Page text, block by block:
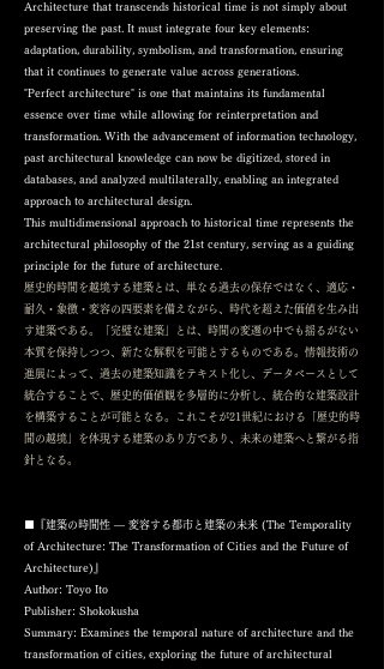
Architecture that transcends historical time is not simply about
preserving the past. It must integrate four key elements:
adaptation, durability, symbolism, and transformation, ensuring
that it continues to generate value across generations.
"Perfect architecture" is one that maintains its fundamental
essence over time while allowing for reinterpretation and
transformation. With the advancement of information technology,
past architectural knowledge can now be digitized, stored in
databases, and analyzed multilaterally, enabling an integrated
approach to architectural design.
This multidimensional approach to historical time represents the
architectural philosophy of the 21st century, serving as a guiding
principle for the future of architecture.
歴史的時間を越境する建築とは、単なる過去の保存ではなく、適応・
耐久・象徴・変容の四要素を備えながら、時代を超えた価値を生み出
す建築である。「完璧な建築」とは、時間の変遷の中でも揺るがない
本質を保持しつつ、新たな解釈を可能とするものである。情報技術の
進展によって、過去の建築知識をテキスト化し、データベースとして
統合することで、歴史的価値観を多層的に分析し、統合的な建築設計
を構築することが可能となる。これこそが21世紀における「歴史的時
間の越境」を体現する建築のあり方であり、未来の建築へと繋がる指
針となる。
■『建築の時間性 ― 変容する都市と建築の未来 (The Temporality
of Architecture: The Transformation of Cities and the Future of
Architecture)』
Author: Toyo Ito
Publisher: Shokokusha
Summary: Examines the temporal nature of architecture and the
transformation of cities, exploring the future of architectural